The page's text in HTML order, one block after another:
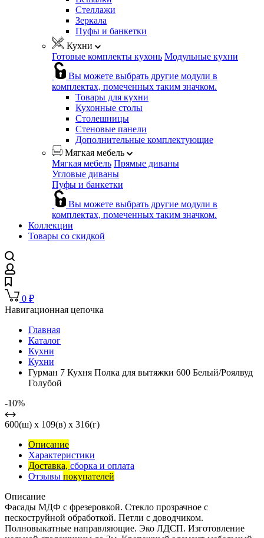
Стеллажи
Зеркала
Пуфы и банкетки
Кухни
Готовые комплекты кухонь Модульные кухни
Вы можете выбрать другие модули в
комплектах, помеченных таким значком.
Товары для кухни
Кухонные столы
Столешницы
Стеновые панели
Дополнительные комплектующие
Мягкая мебель
Мягкая мебель Прямые диваны
Угловые диваны
Пуфы и банкетки
Вы можете выбрать другие модули в
комплектах, помеченных таким значком.
Коллекции
Товары со скидкой
0 ₽
Навигационная цепочка
Главная
Каталог
Кухни
Кухни
Гурман 7 Кухня Полка для вытяжки 600 Белый/Роялвуд
Голубой
-10%
600(ш) x 109(в) x 316(г)
Описание
Характеристики
Доставка, сборка и оплата
Отзывы покупателей
Описание
Фасады МДФ с фрезеровкой. Стекло прозрачное с
пескоструйной обработкой. Петли с доводчиком.
Полновыкатные направляющие. Эко ЛДСП. Изготовление